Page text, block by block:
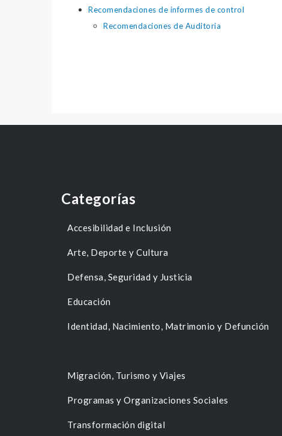
Recomendaciones de informes de control
Recomendaciones de Auditoria
Categorías
Accesibilidad e Inclusión
Arte, Deporte y Cultura
Defensa, Seguridad y Justicia
Educación
Identidad, Nacimiento, Matrimonio y Defunción
Migración, Turismo y Viajes
Programas y Organizaciones Sociales
Transformación digital